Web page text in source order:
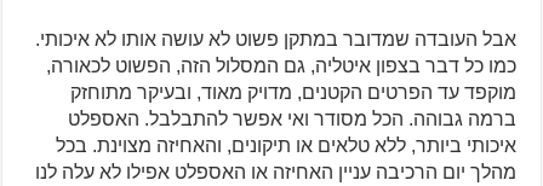
אבל העובדה שמדובר במתקן פשוט לא עושה אותו לא איכותי.
כמו כל דבר בצפון איטליה, גם המסלול הזה, הפשוט לכאורה,
מוקפד עד הפרטים הקטנים, מדויק מאוד, ובעיקר מתוחזק
ברמה גבוהה. הכל מסודר ואי אפשר להתבלבל. האספלט
איכותי ביותר, ללא טלאים או תיקונים, והאחיזה מצוינת. בכל
מהלך יום הרכיבה עניין האחיזה או האספלט אפילו לא עלה לנו